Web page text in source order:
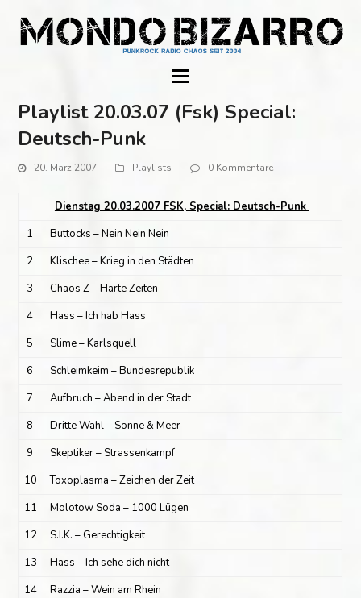
Playlist 20.03.07 (Fsk) Special:
Deutsch-Punk
20. März 2007 Playlists 0 Kommentare
Dienstag 20.03.2007 FSK, Special: Deutsch-Punk
1
Buttocks – Nein Nein Nein
2
Klischee – Krieg in den Städten
3
Chaos Z – Harte Zeiten
4
Hass – Ich hab Hass
5
Slime – Karlsquell
6
Schleimkeim – Bundesrepublik
7
Aufbruch – Abend in der Stadt
8
Dritte Wahl – Sonne & Meer
9
Skeptiker – Strassenkampf
10
Toxoplasma – Zeichen der Zeit
11
Molotow Soda – 1000 Lügen
12
S.I.K. – Gerechtigkeit
13
Hass – Ich sehe dich nicht
14
Razzia – Wein am Rhein